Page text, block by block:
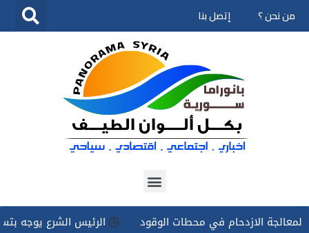
تخطى
من نحن ؟ إتصل بنا
الازدحام في محطات الوقود الرئيس الشرع يوجه بتسخير كل